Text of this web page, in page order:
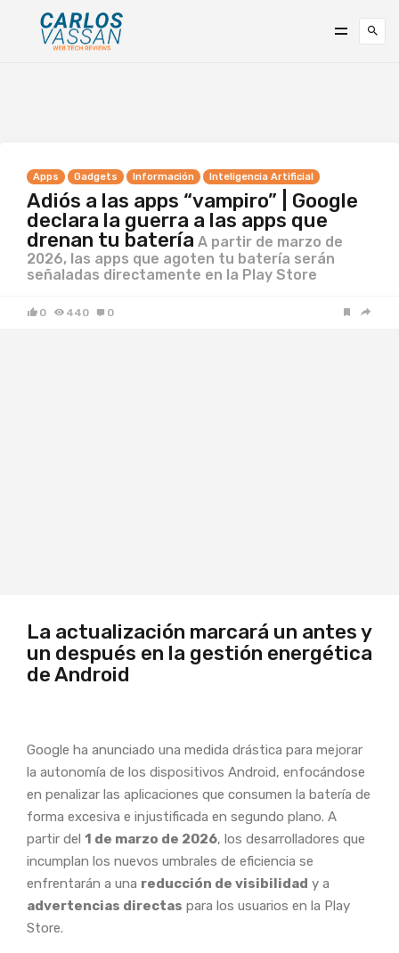
Apps Gadgets Información Inteligencia Artificial
Adiós a las apps “vampiro” | Google
declara la guerra a las apps que
drenan tu batería A partir de marzo de
2026, las apps que agoten tu batería serán
señaladas directamente en la Play Store
0 440 0
La actualización marcará un antes y
un después en la gestión energética
de Android
Google ha anunciado una medida drástica para mejorar
la autonomía de los dispositivos Android, enfocándose
en penalizar las aplicaciones que consumen la batería de
forma excesiva e injustificada en segundo plano. A
partir del 1 de marzo de 2026, los desarrolladores que
incumplan los nuevos umbrales de eficiencia se
enfrentarán a una reducción de visibilidad y a
advertencias directas para los usuarios en la Play
Store.